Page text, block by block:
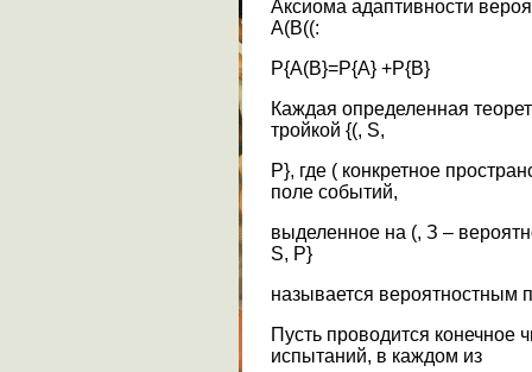
Аксиома адаптивности
A(B((:
P{A(B}=P{A} +P{B}
Каждая определенная
тройкой {(, S,
P}, где ( конкретное
поле событий,
выделенное на (, З –
S, P}
называется вероятностным
Пусть проводится конечное
испытаний, в каждом из